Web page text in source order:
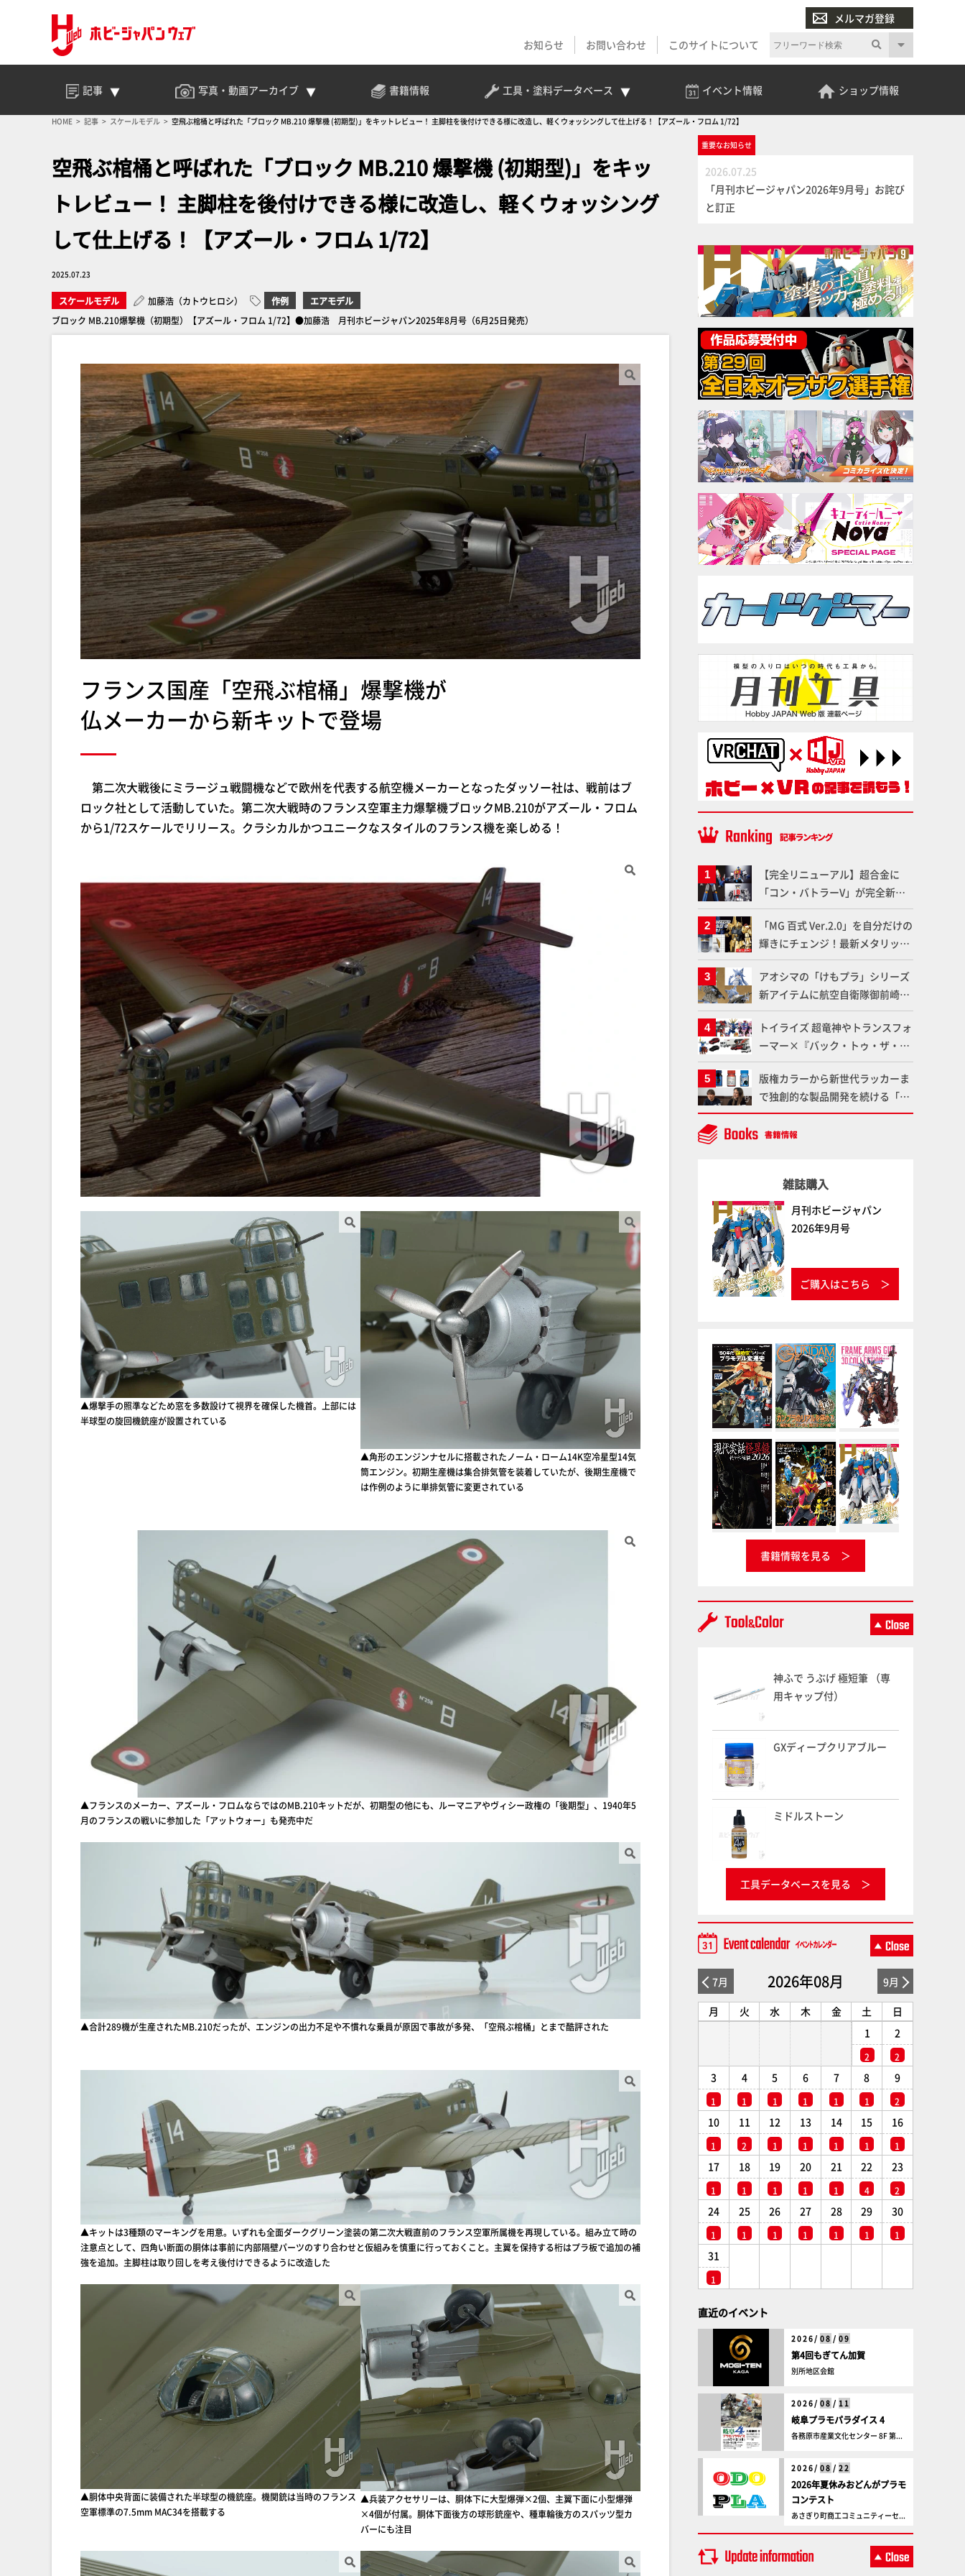
メルマガ登録
お知らせ
お問い合わせ このサイトについて
記事 写真・動画アーカイブ 書籍情報 工具・塗料データベース イベント情報 ショップ情報
HOME 記事 スケールモデル 空飛ぶ棺桶と呼ばれた「ブロック MB.210 爆撃機 (初期型)」をキットレビュー！ 主脚柱を後付けできる様に改造し、軽くウォッシングして仕上げる！【アズール・フロム 1/72】
空飛ぶ棺桶と呼ばれた「ブロック MB.210 爆撃機 (初期型)」をキッ
トレビュー！ 主脚柱を後付けできる様に改造し、軽くウォッシング
して仕上げる！【アズール・フロム 1/72】
2025.07.23
スケールモデル 加藤浩（カトウヒロシ） 作例
エアモデル
ブロック MB.210爆撃機（初期型）【アズール・フロム 1/72】●加藤浩 月刊ホビージャパン2025年8月号（6月25日発売）
フランス国産「空飛ぶ棺桶」爆撃機が
仏メーカーから新キットで登場
第二次大戦後にミラージュ戦闘機などで欧州を代表する航空機メーカーとなったダッソー社は、戦前はブ
ロック社として活動していた。第二次大戦時のフランス空軍主力爆撃機ブロックMB.210がアズール・フロム
から1/72スケールでリリース。クラシカルかつユニークなスタイルのフランス機を楽しめる！
▲爆撃手の照準などため窓を多数設けて視界を確保した機首。上部には
半球型の旋回機銃座が設置されている
▲角形のエンジンナセルに搭載されたノーム・ローム14K空冷星型14気
筒エンジン。初期生産機は集合排気管を装着していたが、後期生産機で
は作例のように単排気管に変更されている
▲フランスのメーカー、アズール・フロムならではのMB.210キットだが、初期型の他にも、ルーマニアやヴィシー政権の「後期型」、1940年5
月のフランスの戦いに参加した「アットウォー」も発売中だ
▲合計289機が生産されたMB.210だったが、エンジンの出力不足や不慣れな乗員が原因で事故が多発、「空飛ぶ棺桶」とまで酷評された
▲キットは3種類のマーキングを用意。いずれも全面ダークグリーン塗装の第二次大戦直前のフランス空軍所属機を再現している。組み立て時の
注意点として、四角い断面の胴体は事前に内部隔壁パーツのすり合わせと仮組みを慎重に行っておくこと。主翼を保持する桁はプラ板で追加の補
強を追加。主脚柱は取り回しを考え後付けできるように改造した
▲胴体中央背面に装備された半球型の機銃座。機関銃は当時のフランス
空軍標準の7.5mm MAC34を搭載する
▲兵装アクセサリーは、胴体下に大型爆弾×2個、主翼下面に小型爆弾
×4個が付属。胴体下面後方の球形銃座や、種車輪後方のスパッツ型カ
バーにも注目
重要なお知らせ
2026.07.25
「月刊ホビージャパン2026年9月号」お詫び
と訂正
【完全リニューアル】超合金に
「コン・バトラーV」が完全新規
造形で登場！気になる仕様を試作
品の撮り下ろしでご紹介!!さらに
「大鉄人17」＆「ワンエイト」セ
ット情報もお届け！【超合金の
魂】
「MG 百式 Ver.2.0」を自分だけの
輝きにチェンジ！最新メタリック
塗料を使ってより金属感を増した
仕上がりに!!【試し読み】
アオシマの「けもプラ」シリーズ
新アイテムに航空自衛隊御前崎分
屯基地の公式キャラクターとして
誕生した「おまねこ」が着任！け
もプラ公式サイト限定版と通常版
の2ラインで発売！
トイライズ 超竜神やトランスフォ
ーマー×『バック・トゥ・ザ・フ
ューチャー』コラボアイテムな
ど、タカラトミーの注目アイテム
をチェック!!【タカラトミー
NEWITEM】
版権カラーから新世代ラッカーま
で独創的な製品開発を続ける「ガ
イアノーツ」に塗料開発の裏側と
ラッカー塗料の未来についてイン
雑誌購入
月刊ホビージャパン
2026年9月号
ご購入はこちら
書籍情報を見る
神ふで うぶげ 極短筆 （専
用キャップ付）
GXディープクリアブルー
ミドルストーン
工具データベースを見る
7月 2026年08月 9月
月 火 水 木 金 土
日
1
2
2
2
3
1
4
1
5
1
6
1
7
1
8
1
9
2
10
1
11
2
12
1
13
1
14
1
15
1
16
1
17
1
18
1
19
1
20
1
21
1
22
4
23
2
24
1
25
1
26
1
27
1
28
1
29
1
30
1
31
1
直近のイベント
2026/ 08 / 09
第4回もぎてん加賀
別所地区会館
2026/ 08 / 11
岐阜プラモパラダイス 4
各務原市産業文化センター 8F 第...
2026/ 08 / 22
2026年夏休みおどんがプラモ
コンテスト
あさぎり町商工コミュニティーセ...